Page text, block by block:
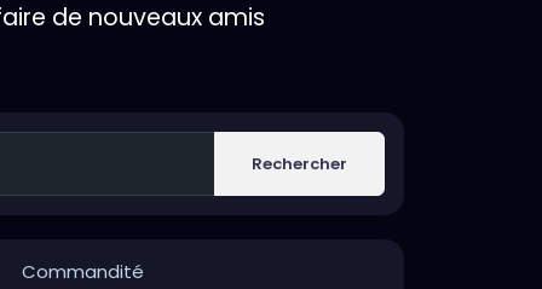
de nouveaux amis
Rechercher
Commandité